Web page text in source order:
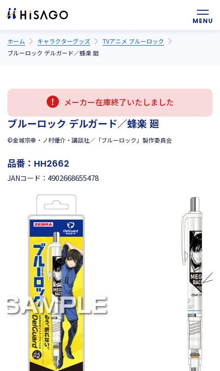
ホーム キャラクターグッズ
TVアニメ ブルーロック
ブルーロック デルガード／蜂楽 廻
メーカー在庫終了いたしました
ブルーロック デルガード／蜂楽 廻
©金城宗幸・ノ村優介・講談社／「ブルーロック」製作委員会
品番： HH2662
JANコード： 4902668655478